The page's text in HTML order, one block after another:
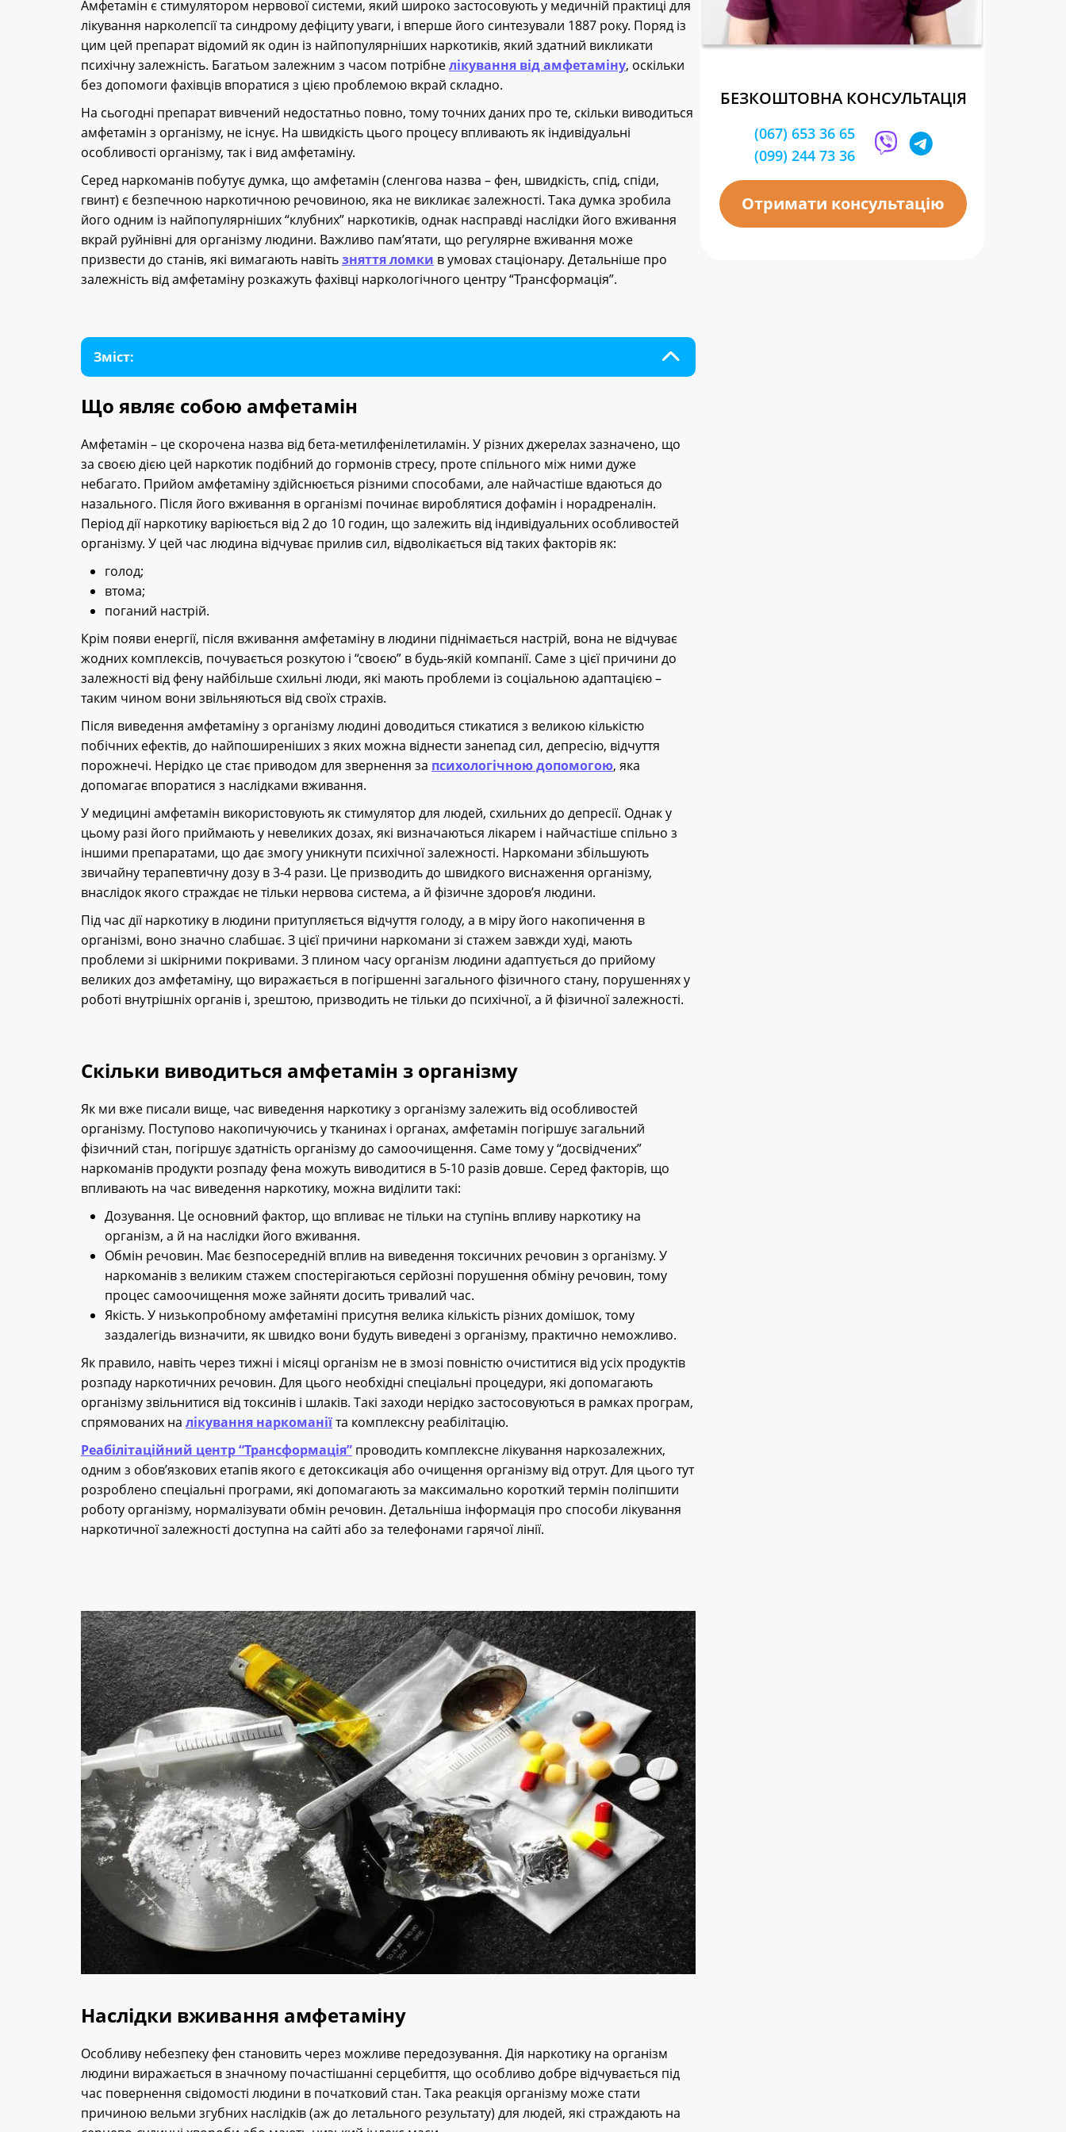
Амфетамін є стимулятором нервової системи, який широко застосовують у медичній практиці для
лікування нарколепсії та синдрому дефіциту уваги, і вперше його синтезували 1887 року. Поряд із
цим цей препарат відомий як один із найпопулярніших наркотиків, який здатний викликати
психічну залежність. Багатьом залежним з часом потрібнелікування від амфетаміну, оскільки
без допомоги фахівців впоратися з цією проблемою вкрай складно.
На сьогодні препарат вивчений недостатньо повно, тому точних даних про те, скільки виводиться
амфетамін з організму, не існує. На швидкість цього процесу впливають як індивідуальні
особливості організму, так і вид амфетаміну.
Серед наркоманів побутує думка, що амфетамін (сленгова назва – фен, швидкість, спід, спіди,
гвинт) є безпечною наркотичною речовиною, яка не викликає залежності. Така думка зробила
його одним із найпопулярніших “клубних” наркотиків, однак насправді наслідки його вживання
вкрай руйнівні для організму людини. Важливо пам’ятати, що регулярне вживання може
призвести до станів, які вимагають навітьзняття ломки в умовах стаціонару. Детальніше про
залежність від амфетаміну розкажуть фахівці наркологічного центру “Трансформація”.
Зміст:
Що являє собою амфетамін
Амфетамін – це скорочена назва від бета-метилфенілетиламін. У різних джерелах зазначено, що
за своєю дією цей наркотик подібний до гормонів стресу, проте спільного між ними дуже
небагато. Прийом амфетаміну здійснюється різними способами, але найчастіше вдаються до
назального. Після його вживання в організмі починає вироблятися дофамін і норадреналін.
Період дії наркотику варіюється від 2 до 10 годин, що залежить від індивідуальних особливостей
організму. У цей час людина відчуває прилив сил, відволікається від таких факторів як:
голод;
втома;
поганий настрій.
Крім появи енергії, після вживання амфетаміну в людини піднімається настрій, вона не відчуває
жодних комплексів, почувається розкутою і “своєю” в будь-якій компанії. Саме з цієї причини до
залежності від фену найбільше схильні люди, які мають проблеми із соціальною адаптацією –
таким чином вони звільняються від своїх страхів.
Після виведення амфетаміну з організму людині доводиться стикатися з великою кількістю
побічних ефектів, до найпоширеніших з яких можна віднести занепад сил, депресію, відчуття
порожнечі. Нерідко це стає приводом для звернення за психологічною допомогою, яка
допомагає впоратися з наслідками вживання.
У медицині амфетамін використовують як стимулятор для людей, схильних до депресії. Однак у
цьому разі його приймають у невеликих дозах, які визначаються лікарем і найчастіше спільно з
іншими препаратами, що дає змогу уникнути психічної залежності. Наркомани збільшують
звичайну терапевтичну дозу в 3-4 рази. Це призводить до швидкого виснаження організму,
внаслідок якого страждає не тільки нервова система, а й фізичне здоров’я людини.
Під час дії наркотику в людини притупляється відчуття голоду, а в міру його накопичення в
організмі, воно значно слабшає. З цієї причини наркомани зі стажем завжди худі, мають
проблеми зі шкірними покривами. З плином часу організм людини адаптується до прийому
великих доз амфетаміну, що виражається в погіршенні загального фізичного стану, порушеннях у
роботі внутрішніх органів і, зрештою, призводить не тільки до психічної, а й фізичної залежності.
Скільки виводиться амфетамін з організму
Як ми вже писали вище, час виведення наркотику з організму залежить від особливостей
організму. Поступово накопичуючись у тканинах і органах, амфетамін погіршує загальний
фізичний стан, погіршує здатність організму до самоочищення. Саме тому у “досвідчених”
наркоманів продукти розпаду фена можуть виводитися в 5-10 разів довше. Серед факторів, що
впливають на час виведення наркотику, можна виділити такі:
Дозування. Це основний фактор, що впливає не тільки на ступінь впливу наркотику на
організм, а й на наслідки його вживання.
Обмін речовин. Має безпосередній вплив на виведення токсичних речовин з організму. У
наркоманів з великим стажем спостерігаються серйозні порушення обміну речовин, тому
процес самоочищення може зайняти досить тривалий час.
Якість. У низькопробному амфетаміні присутня велика кількість різних домішок, тому
заздалегідь визначити, як швидко вони будуть виведені з організму, практично неможливо.
Як правило, навіть через тижні і місяці організм не в змозі повністю очиститися від усіх продуктів
розпаду наркотичних речовин. Для цього необхідні спеціальні процедури, які допомагають
організму звільнитися від токсинів і шлаків. Такі заходи нерідко застосовуються в рамках програм,
спрямованих на лікування наркоманіїта комплексну реабілітацію.
Реабілітаційний центр “Трансформація” проводить комплексне лікування наркозалежних,
одним з обов’язкових етапів якого є детоксикація або очищення організму від отрут. Для цього тут
розроблено спеціальні програми, які допомагають за максимально короткий термін поліпшити
роботу організму, нормалізувати обмін речовин. Детальніша інформація про способи лікування
наркотичної залежності доступна на сайті або за телефонами гарячої лінії.
Наслідки вживання амфетаміну
Особливу небезпеку фен становить через можливе передозування. Дія наркотику на організм
людини виражається в значному почастішанні серцебиття, що особливо добре відчувається під
час повернення свідомості людини в початковий стан. Така реакція організму може стати
причиною вельми згубних наслідків (аж до летального результату) для людей, які страждають на
БЕЗКОШТОВНА КОНСУЛЬТАЦІЯ
(067) 653 36 65
(099) 244 73 36
Отримати консультацію